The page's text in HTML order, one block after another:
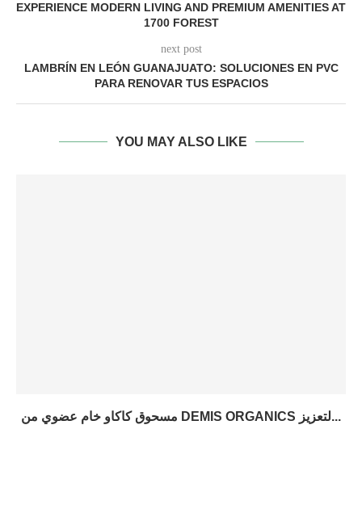
EXPERIENCE MODERN LIVING AND PREMIUM AMENITIES AT
1700 FOREST
next post
LAMBRÍN EN LEÓN GUANAJUATO: SOLUCIONES EN PVC
PARA RENOVAR TUS ESPACIOS
YOU MAY ALSO LIKE
مسحوق كاكاو خام عضوي من DEMIS ORGANICS لتعزيز...